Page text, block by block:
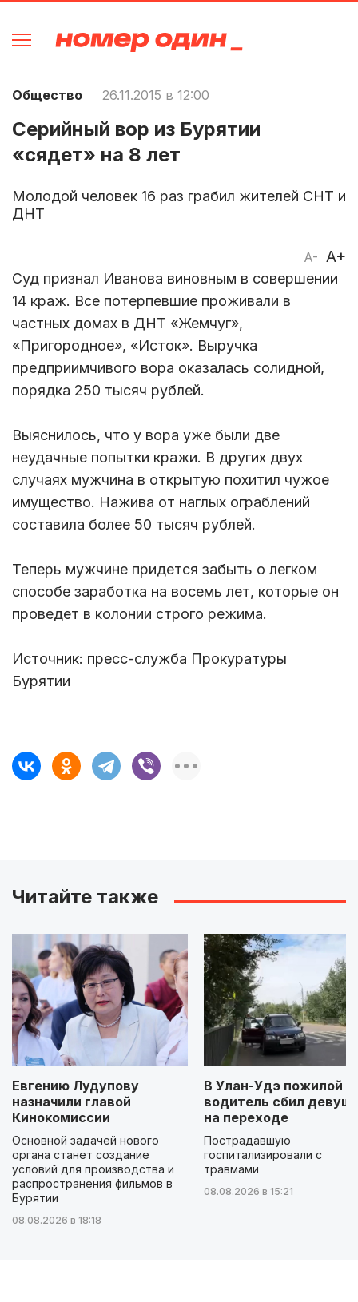
Общество 26.11.2015 в 12:00
Серийный вор из Бурятии
«сядет» на 8 лет
Молодой человек 16 раз грабил жителей СНТ и
ДНТ
A- A+
Суд признал Иванова виновным в совершении
14 краж. Все потерпевшие проживали в
частных домах в ДНТ «Жемчуг»,
«Пригородное», «Исток». Выручка
предприимчивого вора оказалась солидной,
порядка 250 тысяч рублей.
Выяснилось, что у вора уже были две
неудачные попытки кражи. В других двух
случаях мужчина в открытую похитил чужое
имущество. Нажива от наглых ограблений
составила более 50 тысяч рублей.
Теперь мужчине придется забыть о легком
способе заработка на восемь лет, которые он
проведет в колонии строго режима.
Источник: пресс-служба Прокуратуры
Бурятии
Читайте также
Евгению Лудупову
назначили главой
Кинокомиссии
Основной задачей нового
органа станет создание
условий для производства и
распространения фильмов в
Бурятии
08.08.2026 в 18:18
В Улан-Удэ пожилой
водитель сбил
на переходе
Пострадавшую
госпитализировали с
травмами
08.08.2026 в 15:21